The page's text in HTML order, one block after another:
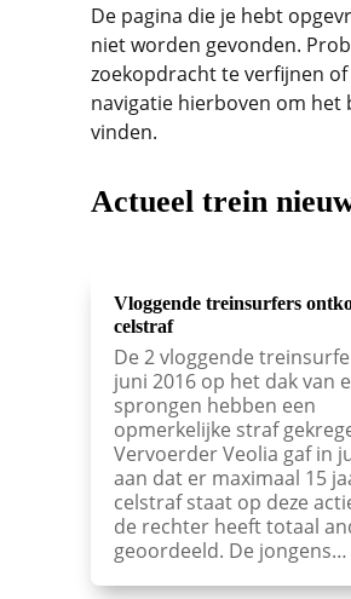
De pagina die je hebt
niet worden gevonden.
zoekopdracht te verfijnen
navigatie hierboven om het
vinden.
Actueel trein
Vloggende treinsurfers
celstraf
De 2 vloggende
juni 2016 op het dak van
sprongen hebben een
opmerkelijke straf
Vervoerder Veolia gaf in
aan dat er maximaal 15
celstraf staat op deze
de rechter heeft totaal
geoordeeld. De jongens…